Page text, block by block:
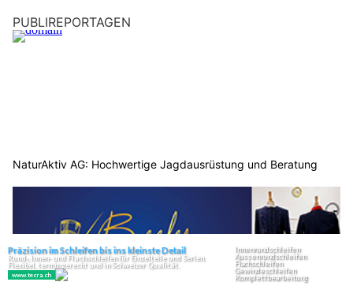
PUBLIREPORTAGEN
NaturAktiv AG: Hochwertige Jagdausrüstung und Beratung